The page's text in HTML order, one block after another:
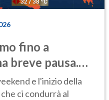
fino a
breve pausa.
e l'inizio della
ci condurrà al